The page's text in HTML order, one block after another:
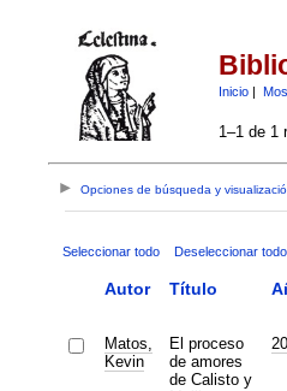
Inicio|
1–1 de 1
Opciones de búsqueda y
Seleccionar todo Deseleccionar todo
Autor Título
Matos,
Kevin
El proceso
de amores
de Calisto y